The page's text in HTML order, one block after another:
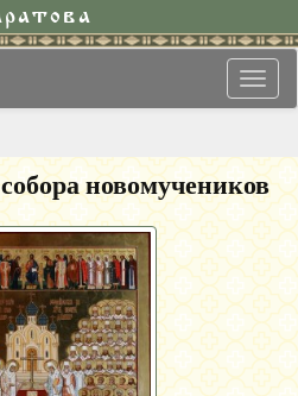
новомучеников